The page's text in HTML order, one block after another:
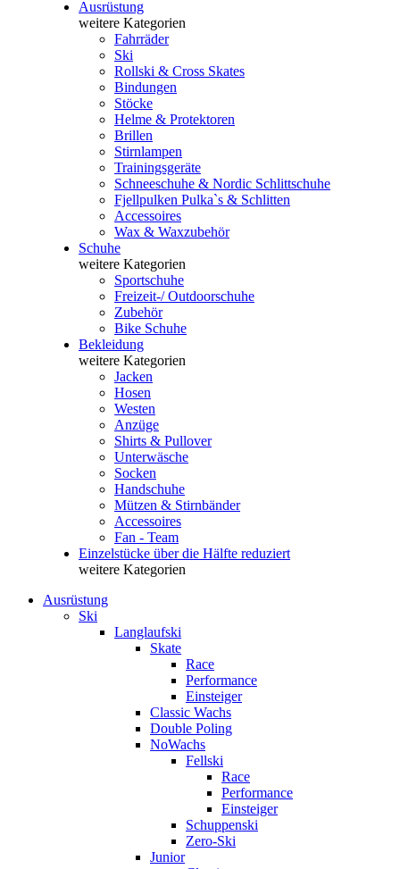
Ausrüstung
weitere Kategorien
Fahrräder
Ski
Rollski & Cross Skates
Bindungen
Stöcke
Helme & Protektoren
Brillen
Stirnlampen
Trainingsgeräte
Schneeschuhe & Nordic Schlittschuhe
Fjellpulken Pulka`s & Schlitten
Accessoires
Wax & Waxzubehör
Schuhe
weitere Kategorien
Sportschuhe
Freizeit-/ Outdoorschuhe
Zubehör
Bike Schuhe
Bekleidung
weitere Kategorien
Jacken
Hosen
Westen
Anzüge
Shirts & Pullover
Unterwäsche
Socken
Handschuhe
Mützen & Stirnbänder
Accessoires
Fan - Team
Einzelstücke über die Hälfte reduziert
weitere Kategorien
Ausrüstung
Ski
Langlaufski
Skate
Race
Performance
Einsteiger
Classic Wachs
Double Poling
NoWachs
Fellski
Race
Performance
Einsteiger
Schuppenski
Zero-Ski
Junior